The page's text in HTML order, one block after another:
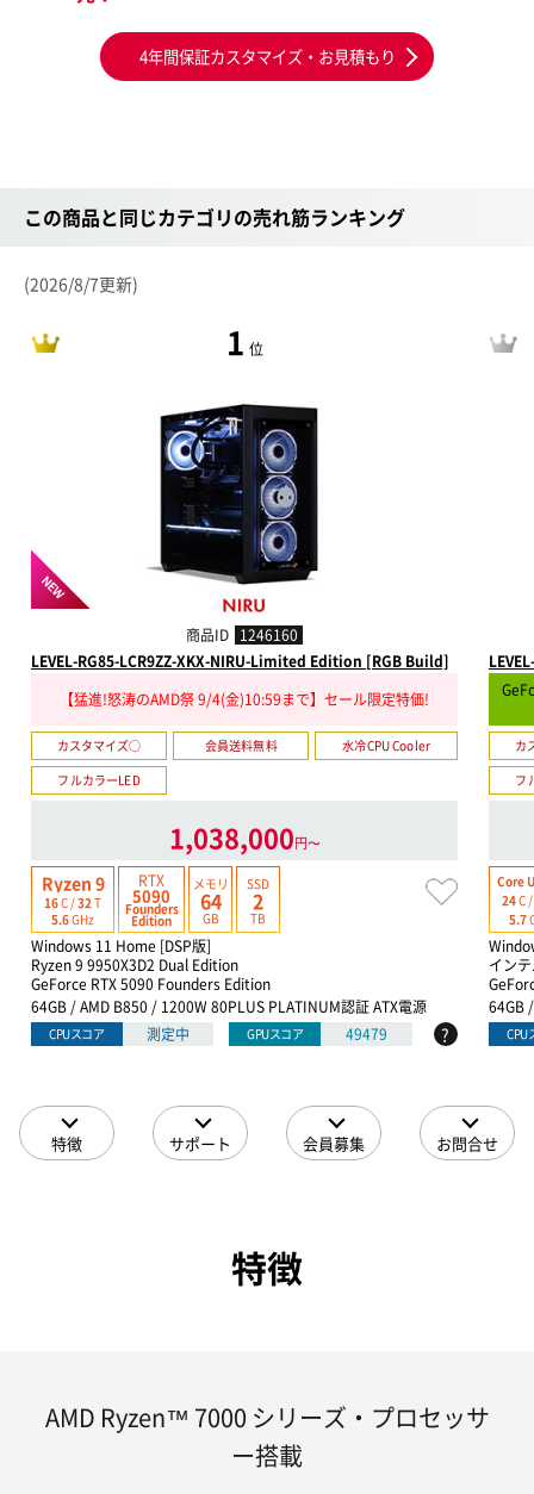
4年間保証カスタマイズ・お見積もり
この商品と同じカテゴリの売れ筋ランキング
(2026/8/7更新)
1 位
NEW
商品ID 1246160
LEVEL-RG85-LCR9ZZ-XKX-NIRU-Limited Edition [RGB Build]
【猛進!怒涛のAMD祭 9/4(金)10:59まで】セール限定特価!
カスタマイズ○ 会員送料無料
水冷CPU Cooler
フルカラーLED
1,038,000円〜
Ryzen 9
16C /32 T
5.6GHz
RTX
5090
Founders
Edition
メモリ
64
GB
SSD
2
TB
Windows 11 Home [DSP版]
Ryzen 9 9950X3D2 Dual Edition
GeForce RTX 5090 Founders Edition
64GB / AMD B850 / 1200W 80PLUS PLATINUM認証 ATX電源
CPUスコア 測定中 GPUスコア 49479 ?
カ
フ
Core
24C /
5.7
イン
64GB
CPU
特徴 サポート 会員募集 お問合せ
特徴
AMD Ryzen™ 7000 シリーズ・プロセッサ
ー搭載